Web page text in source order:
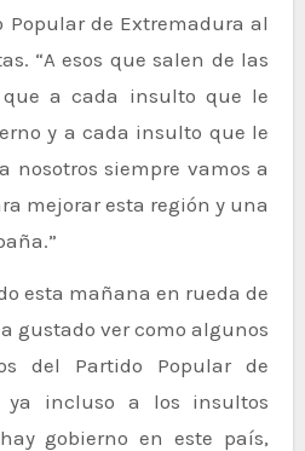
Popular de Extremadura al
“A esos que salen de las
a cada insulto que le
y a cada insulto que le
nosotros siempre vamos a
mejorar esta región y una
esta mañana en rueda de
gustado ver como algunos
del Partido Popular de
ya incluso a los insultos
gobierno en este país,